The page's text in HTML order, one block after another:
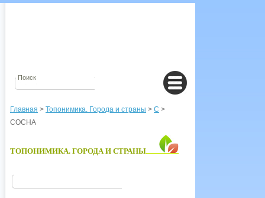
Главная > Топонимика. Города и страны > С >
СОСНА
ТОПОНИМИКА. ГОРОДА И СТРАНЫ